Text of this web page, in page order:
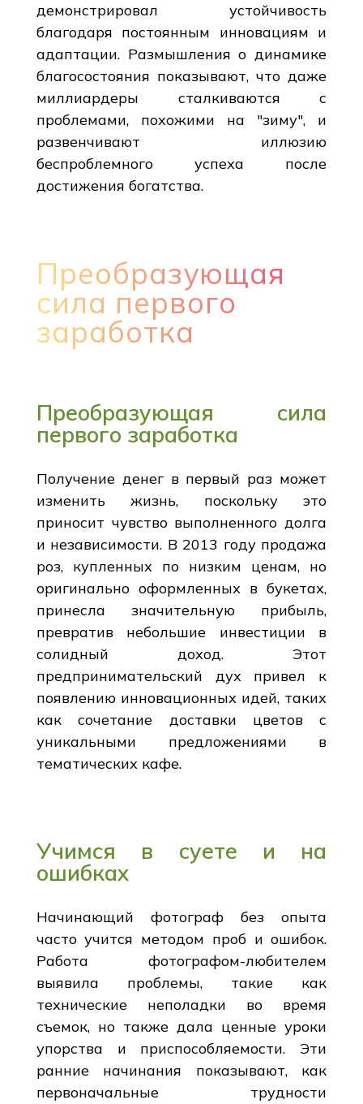
демонстрировал устойчивость
благодаря постоянным инновациям и
адаптации. Размышления о динамике
благосостояния показывают, что даже
миллиардеры сталкиваются с
проблемами, похожими на "зиму", и
развенчивают иллюзию
беспроблемного успеха после
достижения богатства.
Преобразующая
сила первого
заработка
Преобразующая сила
первого заработка
Получение денег в первый раз может
изменить жизнь, поскольку это
приносит чувство выполненного долга
и независимости. В 2013 году продажа
роз, купленных по низким ценам, но
оригинально оформленных в букетах,
принесла значительную прибыль,
превратив небольшие инвестиции в
солидный доход. Этот
предпринимательский дух привел к
появлению инновационных идей, таких
как сочетание доставки цветов с
уникальными предложениями в
тематических кафе.
Учимся в суете и на
ошибках
Начинающий фотограф без опыта
часто учится методом проб и ошибок.
Работа фотографом-любителем
выявила проблемы, такие как
технические неполадки во время
съемок, но также дала ценные уроки
упорства и приспособляемости. Эти
ранние начинания показывают, как
первоначальные трудности